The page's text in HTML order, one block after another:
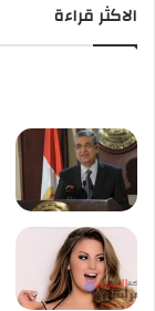
الاكثر قراءة